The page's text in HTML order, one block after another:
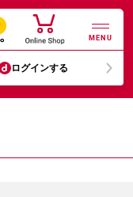
MENU
ログインする